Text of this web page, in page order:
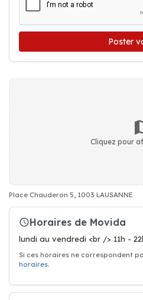
Poster
Cliquez pour
Place Chauderon 5, 1003 LAUSANNE
Horaires de Movida
lundi au vendredi <br /> 11h -
Si ces horaires ne correspondent
horaires.